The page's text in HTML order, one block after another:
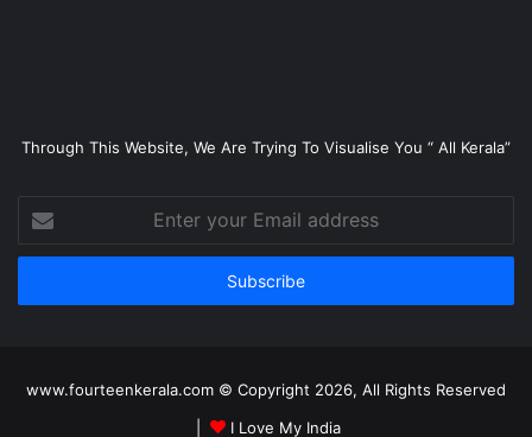
Through This Website, We Are Trying To Visualise You “ All Kerala”
your
Email
www.fourteenkerala.com © Copyright 2026, All Rights Reserved
I Love My India